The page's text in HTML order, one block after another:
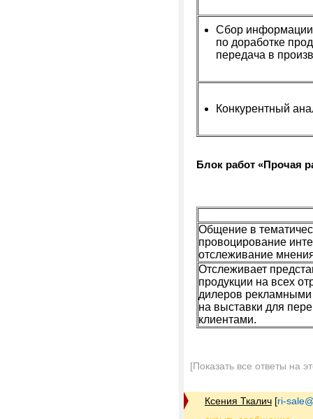
Сбор информации
по доработке
передача в
Конкурентный
Блок работ «Прочая
Общение в
провоцирование
отслеживание
Отслеживает
продукции на всех
дилеров
на выставки для
клиентами.
[Показать все ответы на
Ксения Ткалич [ri-